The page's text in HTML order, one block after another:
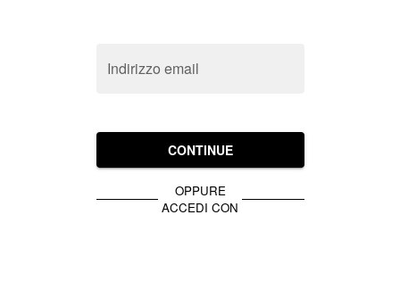
Indirizzo email
CONTINUE
OPPURE
ACCEDI CON